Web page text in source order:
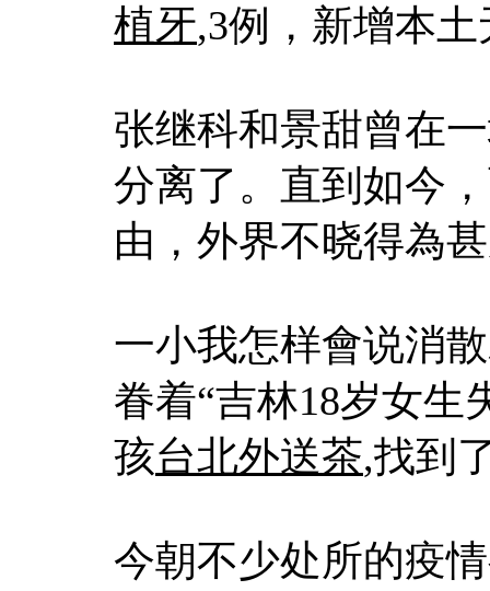
植牙,3例，新增本
张继科和景甜曾在
分离了。直到如今
由，外界不晓得為
一小我怎样會说消
眷着“吉林18岁女生
孩台北外送茶,找到
今朝不少处所的疫